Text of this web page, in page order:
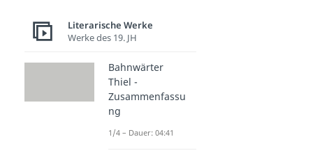
Literarische Werke
Werke des 19. JH
Bahnwärter
Thiel -
Zusammenfassu
ng
1/4 – Dauer: 04:41